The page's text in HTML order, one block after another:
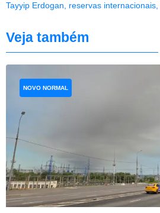
Tayyip Erdogan
reservas internacionais
Veja também
NOVO NORMAL